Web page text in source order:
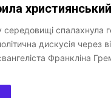
християнський
спалахнула
дискусія через
Франкліна